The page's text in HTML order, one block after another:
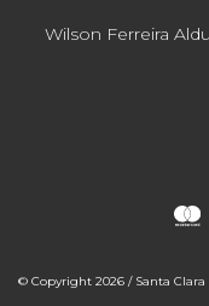
Wilson Ferreira
© Copyright 2026 / Santa Clara